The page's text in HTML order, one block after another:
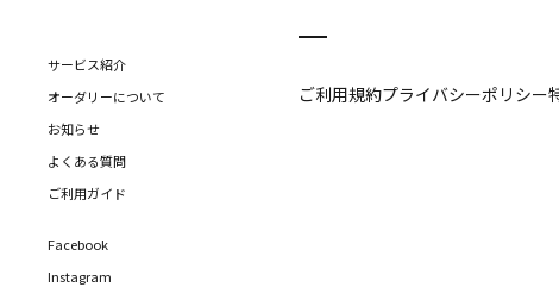
サービス紹介
オーダリーについて
お知らせ
よくある質問
ご利用ガイド
Facebook
Instagram
ご利用規約プライバシーポリシー